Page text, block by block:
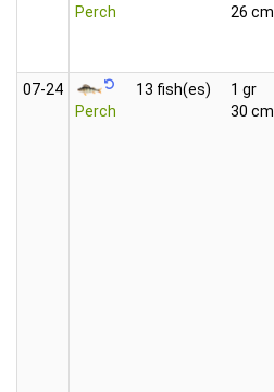
Perch
26 cm
07‑24
Perch
13 fish(es)
1 gr
30 cm